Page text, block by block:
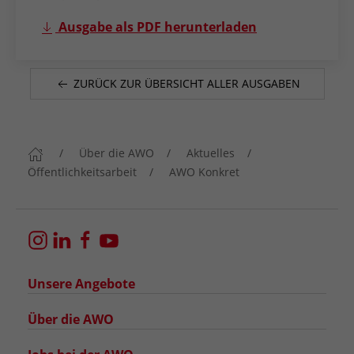
Ausgabe als PDF herunterladen
ZURÜCK ZUR ÜBERSICHT ALLER AUSGABEN
Über die AWO
Aktuelles
Öffentlichkeitsarbeit
AWO Konkret
Unsere Angebote
Über die AWO